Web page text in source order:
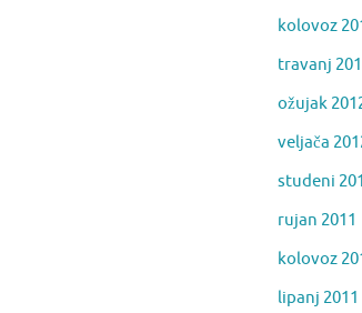
kolovoz
travanj
ožujak
veljača
studeni
rujan 2011
kolovoz
lipanj 2011